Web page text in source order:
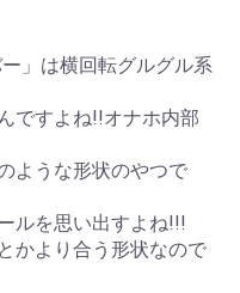
」は横回転グルグル系
ですよね!!オナホ内部
ような形状のやつで
ルを思い出すよね!!!
かより合う形状なので